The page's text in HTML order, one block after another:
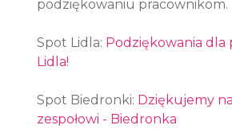
podziękowaniu pracownikom.
Spot Lidla: Podziękowania dla
Lidla!
Spot Biedronki: Dziękujemy
zespołowi - Biedronka